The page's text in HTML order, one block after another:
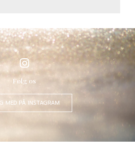
Følg os
MED PÅ INSTAGRAM